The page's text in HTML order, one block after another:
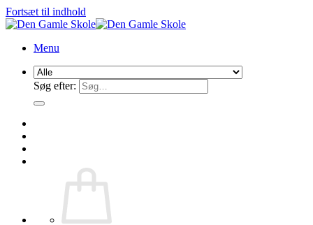
Fortsæt til indhold
Menu
Søg efter: